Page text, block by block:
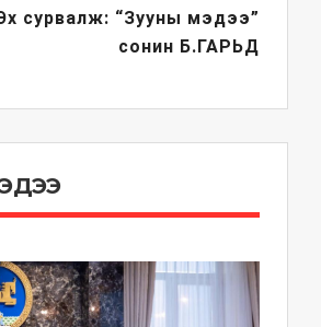
сурвалж: “Зууны мэдээ”
сонин Б.ГАРЬД